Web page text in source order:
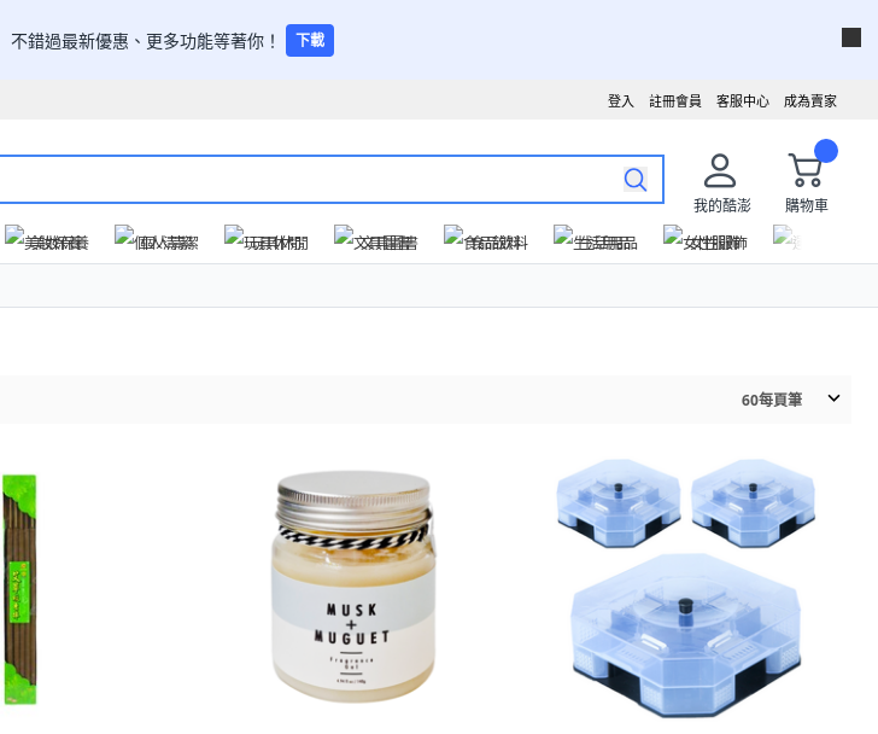
不錯過最新優惠、更多功能等著你！ 下載
成為賣家
客服中心
註冊會員
登入
我的酷澎
購物車
美妝保養 個人清潔 玩具休閒 文具圖書 食品飲料 生活用品 女性服飾
60每頁筆